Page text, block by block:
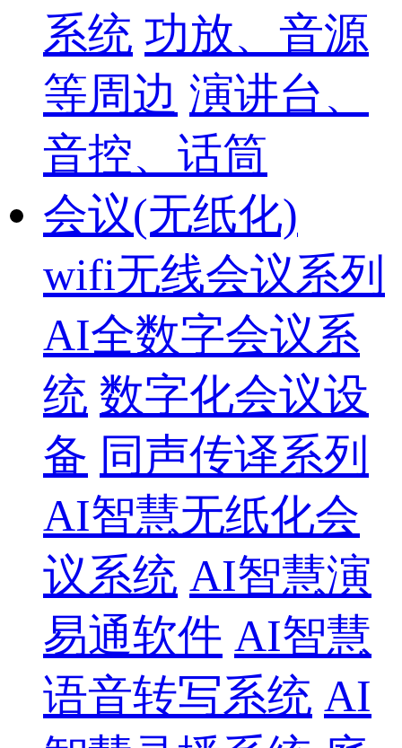
系统 功放、音源
等周边 演讲台、
音控、话筒
会议(无纸化)
wifi无线会议系列
AI全数字会议系
统 数字化会议设
备 同声传译系列
AI智慧无纸化会
议系统 AI智慧演
易通软件 AI智慧
语音转写系统 AI